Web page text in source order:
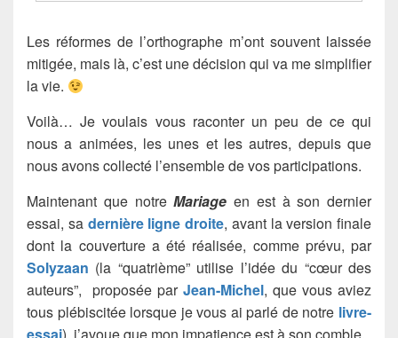
Les réformes de l’orthographe m’ont souvent laissée
mitigée, mais là, c’est une décision qui va me simplifier
la vie.
Voilà… Je voulais vous raconter un peu de ce qui
nous a animées, les unes et les autres, depuis que
nous avons collecté l’ensemble de vos participations.
Maintenant que notreMariage en est à son dernier
essai, sa dernière ligne droite, avant la version finale
dont la couverture a été réalisée, comme prévu, par
Solyzaan (la “quatrième” utilise l’idée du “cœur des
auteurs”, proposée par Jean-Michel, que vous aviez
tous plébiscitée lorsque je vous ai parlé de notre livre-